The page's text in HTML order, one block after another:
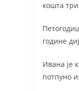
кошта
године
Ивана је
потпуно